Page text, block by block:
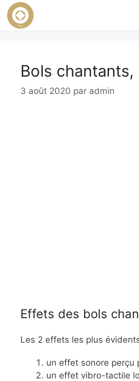
Bols
3 août 2020 par admin
Effets des bols
Les 2 effets les plus
un effet sonore perçu
un effet vibro-tactile